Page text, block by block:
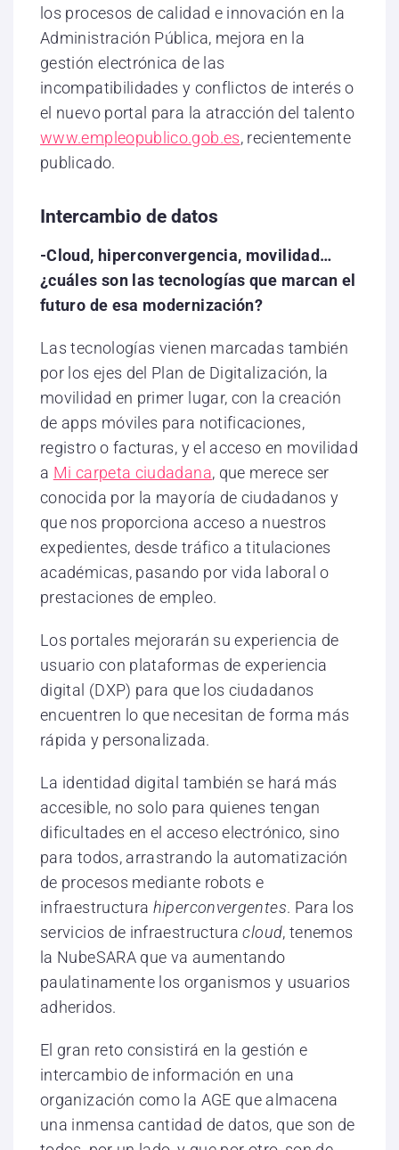
los procesos de calidad e innovación en la
Administración Pública, mejora en la
gestión electrónica de las
incompatibilidades y conflictos de interés o
el nuevo portal para la atracción del talento
www.empleopublico.gob.es, recientemente
publicado.
Intercambio de datos
-Cloud, hiperconvergencia, movilidad…
¿cuáles son las tecnologías que marcan el
futuro de esa modernización?
Las tecnologías vienen marcadas también
por los ejes del Plan de Digitalización, la
movilidad en primer lugar, con la creación
de apps móviles para notificaciones,
registro o facturas, y el acceso en movilidad
a Mi carpeta ciudadana, que merece ser
conocida por la mayoría de ciudadanos y
que nos proporciona acceso a nuestros
expedientes, desde tráfico a titulaciones
académicas, pasando por vida laboral o
prestaciones de empleo.
Los portales mejorarán su experiencia de
usuario con plataformas de experiencia
digital (DXP) para que los ciudadanos
encuentren lo que necesitan de forma más
rápida y personalizada.
La identidad digital también se hará más
accesible, no solo para quienes tengan
dificultades en el acceso electrónico, sino
para todos, arrastrando la automatización
de procesos mediante robots e
infraestructura hiperconvergentes. Para los
servicios de infraestructuracloud, tenemos
la NubeSARA que va aumentando
paulatinamente los organismos y usuarios
adheridos.
El gran reto consistirá en la gestión e
intercambio de información en una
organización como la AGE que almacena
una inmensa cantidad de datos, que son de